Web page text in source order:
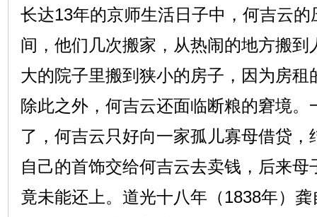
长达13年的京师生活日子中，何吉云
间，他们几次搬家，从热闹的地方搬到
大的院子里搬到狭小的房子，因为房租
除此之外，何吉云还面临断粮的窘境。
了，何吉云只好向一家孤儿寡母借贷，
自己的首饰交给何吉云去卖钱，后来
竟未能还上。道光十八年（1838年）